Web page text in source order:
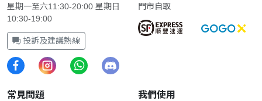
星期一至六11:30-20:00 星期日
10:30-19:00
投訴及建議熱線
門市自取
常見問題 我們使用